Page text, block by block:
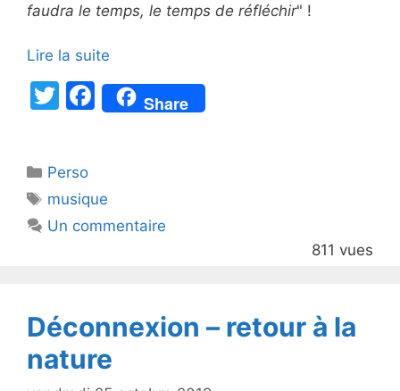
faudra le temps, le temps de réfléchir" !
Lire la suite
T
er
F
a
b
o
Share
Catégories
Perso
Étiquettes
musique
Un commentaire
811 vues
Déconnexion – retour à la
nature